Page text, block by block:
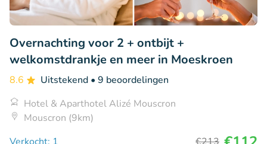
Overnachting voor 2 + ontbijt +
welkomstdrankje en meer in Moeskroen
8.6 Uitstekend • 9 beoordelingen
Hotel & Aparthotel Alizé Mouscron
Mouscron (9km)